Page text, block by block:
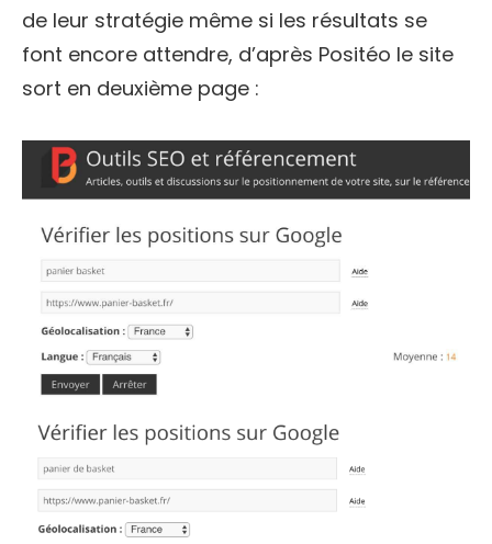
de leur stratégie même si les résultats se
font encore attendre, d’après Positéo le site
sort en deuxième page :